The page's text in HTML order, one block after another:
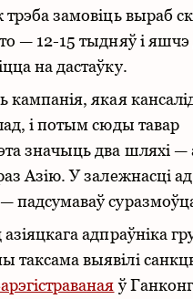
трэба замовіць выраб
— 12-15 тыдняў і
на дастаўку.
кампанія, якая
і потым сюды тавар
значыць два шляхі —
Азію. У залежнасці ад
падсумаваў
адпраўніка
таксама выявілі
ў